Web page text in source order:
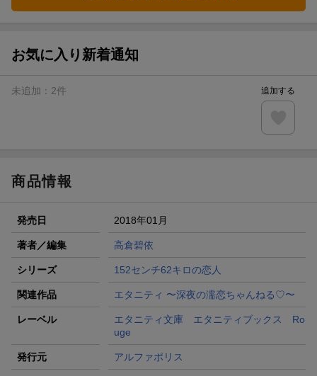
お気に入り新着通知
未追加： 2件 追加する
商品情報
発売日 2018年01月
著者／編集 高倉碧依
シリーズ 152センチ62キロの恋人
関連作品 エタニティ 〜深夜の濡恋ちゃんねる♡〜
レーベル
エタニティ文庫 エタニティブックス Ro
uge
発行元 アルファポリス